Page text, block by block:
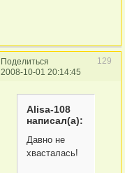
Поделиться
129
2008-10-01 20:14:45
Alisa-108
написал(а):
Давно не
хвасталась!